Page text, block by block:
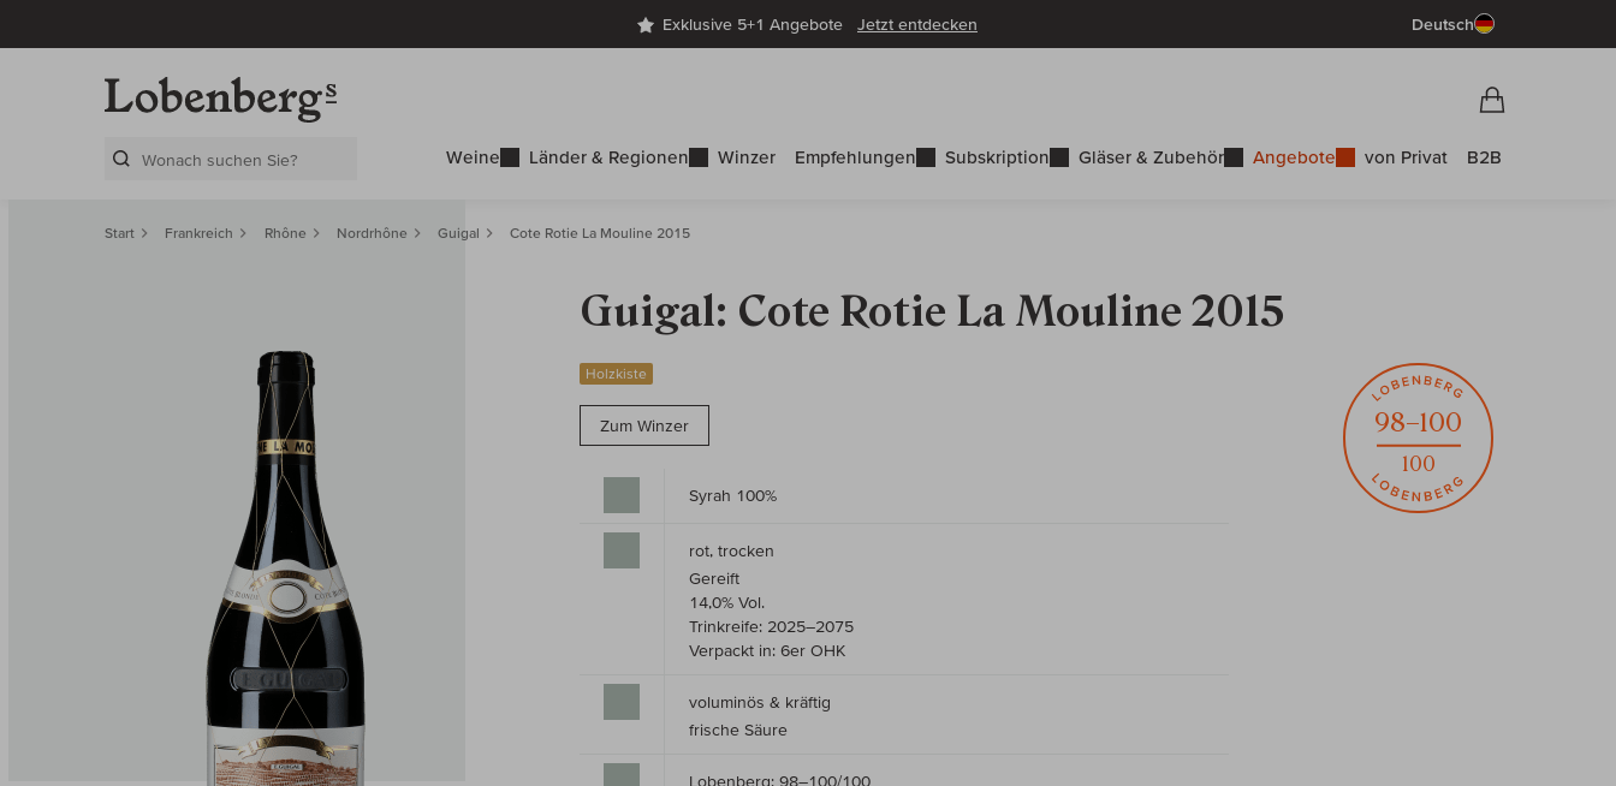
Exklusive 5+1 Angebote Jetzt entdecken Deutsch
Weine Länder & Regionen Winzer Empfehlungen Subskription Gläser & Zubehör Angebote von Privat B2B
Start Frankreich Rhône Nordrhône Guigal Cote Rotie La Mouline 2015
Guigal: Cote Rotie La Mouline 2015
Holzkiste
Zum Winzer 98–100
100
Syrah 100%
rot, trocken
Gereift
14,0% Vol.
Trinkreife: 2025–2075
Verpackt in: 6er OHK
voluminös & kräftig
frische Säure
Lobenberg: 98–100/100